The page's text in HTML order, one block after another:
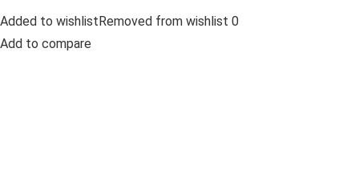
Added to wishlistRemoved from wishlist 0
Add to compare